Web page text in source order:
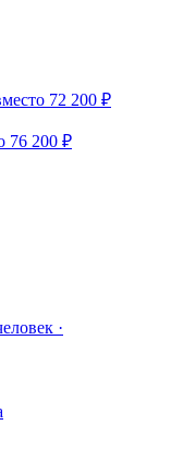
72 200 ₽
76 200 ₽
·